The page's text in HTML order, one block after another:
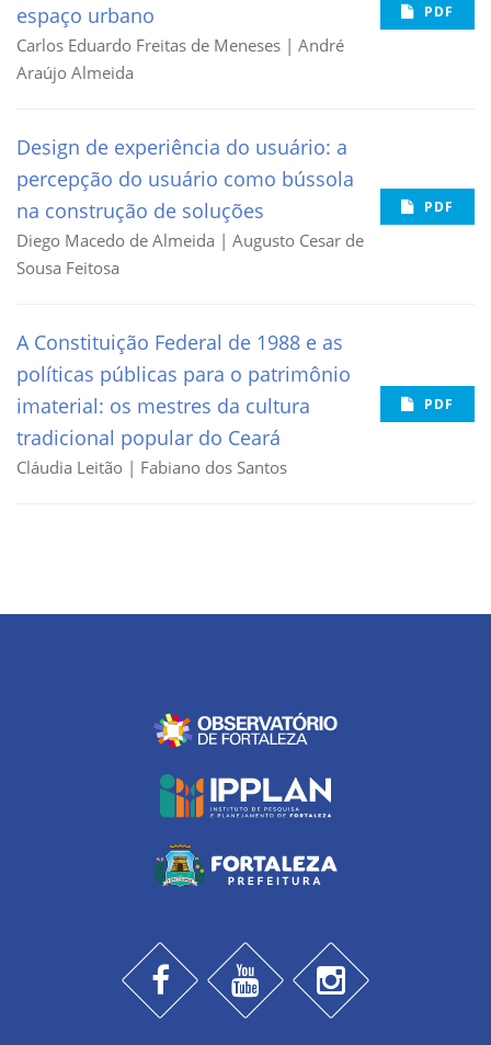
espaço urbano
Carlos Eduardo Freitas de Meneses | André
Araújo Almeida
PDF
Design de experiência do usuário: a
percepção do usuário como bússola
na construção de soluções
Diego Macedo de Almeida | Augusto Cesar de
Sousa Feitosa
PDF
A Constituição Federal de 1988 e as
políticas públicas para o patrimônio
imaterial: os mestres da cultura
tradicional popular do Ceará
Cláudia Leitão | Fabiano dos Santos
PDF